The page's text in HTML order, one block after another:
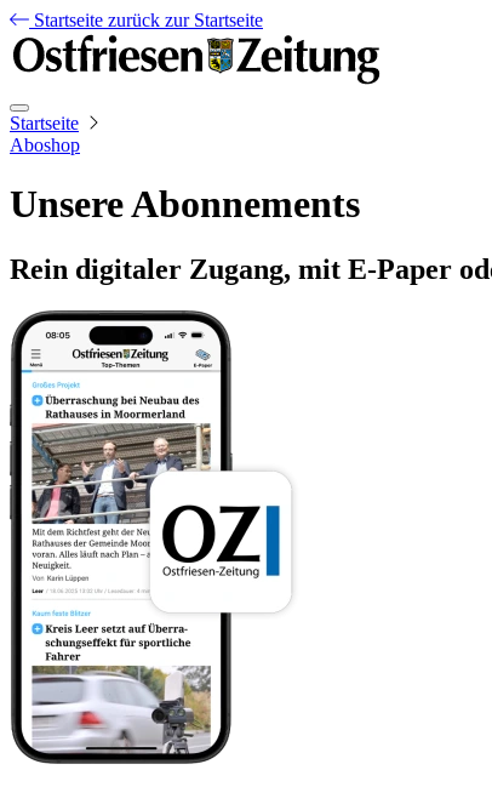
Startseite zurück zur Startseite
Startseite
Aboshop
Unsere Abonnements
Rein digitaler Zugang, mit E-Paper